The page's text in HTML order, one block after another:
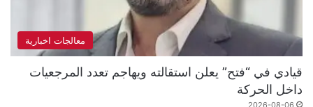
معالجات اخبارية
قيادي في “فتح” يعلن استقالته ويهاجم تعدد المرجعيات
داخل الحركة